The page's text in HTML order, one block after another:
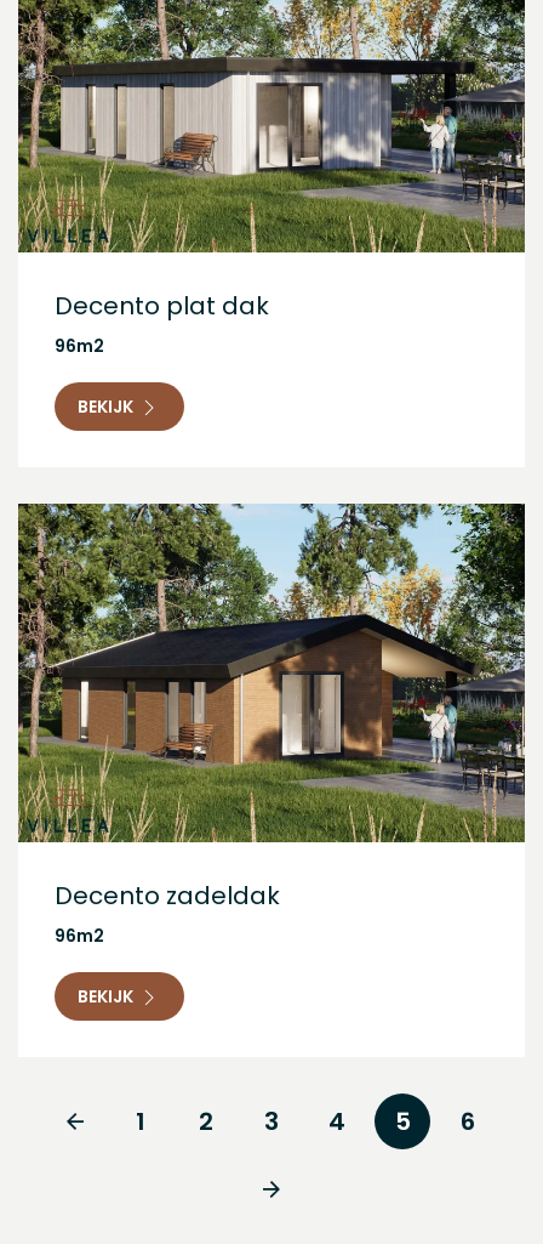
Decento plat dak
96m2
BEKIJK
Decento zadeldak
96m2
BEKIJK
1 2 3 4 5 6